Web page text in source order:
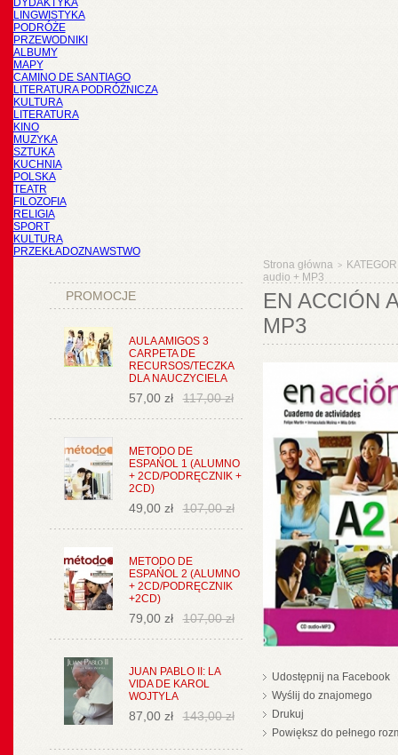
DYDAKTYKA
LINGWISTYKA
PODRÓŻE
PRZEWODNIKI
ALBUMY
MAPY
CAMINO DE SANTIAGO
LITERATURA PODRÓŻNICZA
KULTURA
LITERATURA
KINO
MUZYKA
SZTUKA
KUCHNIA
POLSKA
TEATR
FILOZOFIA
RELIGIA
SPORT
KULTURA
PRZEKŁADOZNAWSTWO
PROMOCJE
AULA AMIGOS 3
CARPETA DE
RECURSOS/TECZKA
DLA NAUCZYCIELA
57,00 zł 117,00 zł
METODO DE
ESPAŃOL 1 (ALUMNO
+ 2CD/PODRĘCZNIK +
2CD)
49,00 zł 107,00 zł
METODO DE
ESPAŃOL 2 (ALUMNO
+ 2CD/PODRĘCZNIK
+2CD)
79,00 zł 107,00 zł
JUAN PABLO II: LA
VIDA DE KAROL
WOJTYLA
87,00 zł 143,00 zł
Strona główna >
audio + MP3
EN ACCIÓN
MP3
Udostępnij na Facebook
Wyślij do znajomego
Drukuj
Powiększ do pełnego